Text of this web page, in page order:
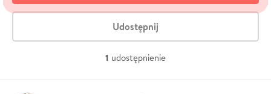
Udostępnij
1 udostępnienie